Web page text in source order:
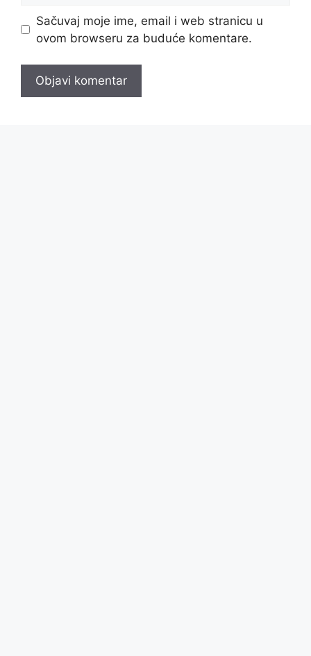
Sačuvaj moje ime, email i web stranicu u
ovom browseru za buduće komentare.